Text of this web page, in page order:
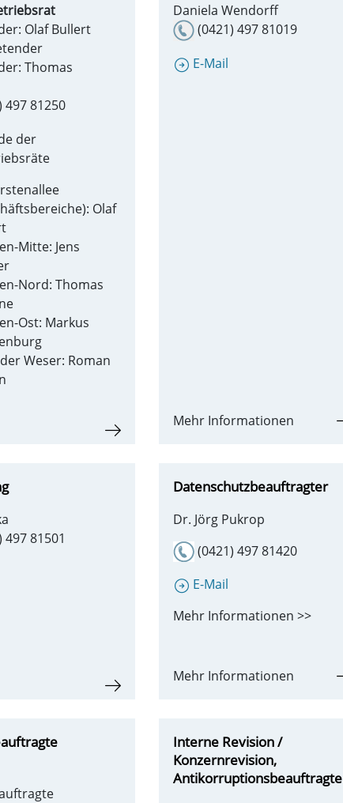
Olaf Bullert
Thomas
497 81250
der
Olaf
Mitte: Jens
Nord: Thomas
Ost: Markus
Weser: Roman
Daniela Wendorff
(0421) 497 81019
E-Mail
Mehr Informationen
497 81501
Datenschutzbeauftragter
Dr. Jörg Pukrop
(0421) 497 81420
E-Mail
Mehr Informationen >>
Mehr Informationen
Interne Revision /
Konzernrevision,
Antikorruptionsbeauftragte